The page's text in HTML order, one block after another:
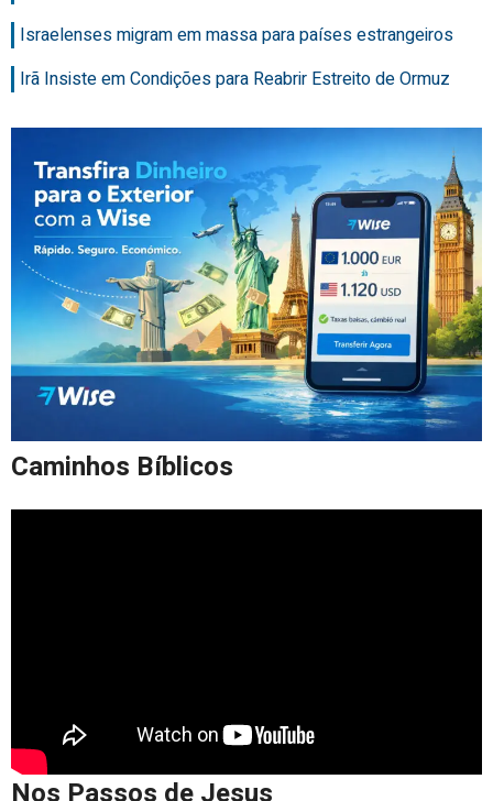
Israelenses migram em massa para países estrangeiros
Irã Insiste em Condições para Reabrir Estreito de Ormuz
Caminhos Bíblicos